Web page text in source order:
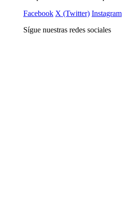
Facebook X (Twitter) Instagram
Sígue nuestras redes sociales